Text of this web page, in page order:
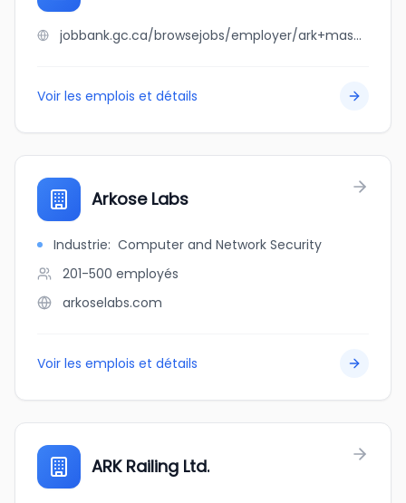
jobbank.gc.ca/browsejobs/employer/ark+masonry+ltd/ca
Voir les emplois et détails
Arkose Labs
Industrie: Computer and Network Security
201-500 employés
arkoselabs.com
Voir les emplois et détails
ARK Railing Ltd.